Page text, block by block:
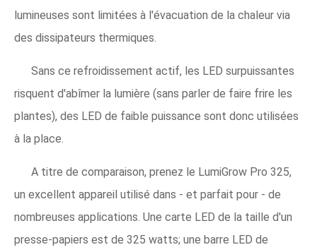
lumineuses sont limitées à l'évacuation de la chaleur via
des dissipateurs thermiques.
Sans ce refroidissement actif, les LED surpuissantes
risquent d'abîmer la lumière (sans parler de faire frire les
plantes), des LED de faible puissance sont donc utilisées
à la place.
A titre de comparaison, prenez le LumiGrow Pro 325,
un excellent appareil utilisé dans - et parfait pour - de
nombreuses applications. Une carte LED de la taille d'un
presse-papiers est de 325 watts; une barre LED de